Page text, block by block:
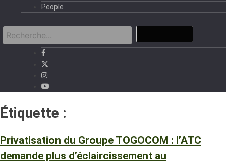
People
Étiquette :
Privatisation du Groupe TOGOCOM : l’ATC
demande plus d’éclaircissement au